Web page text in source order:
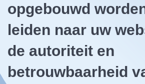
opgebouwd
leiden naar uw
de autoriteit en
betrouwbaarheid